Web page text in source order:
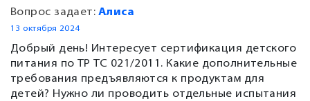
Вопрос задает: Алиса
13 октября 2024
Добрый день! Интересует сертификация детского
питания по ТР ТС 021/2011. Какие дополнительные
требования предъявляются к продуктам для
детей? Нужно ли проводить отдельные испытания